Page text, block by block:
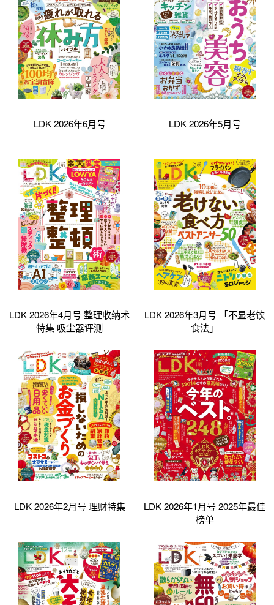
LDK 2026年6月号 LDK 2026年5月号
LDK 2026年4月号 整理收纳术
特集 吸尘器评测
LDK 2026年3月号 「不显老饮
食法」
LDK 2026年2月号 理财特集
LDK 2026年1月号 2025年最佳
榜单